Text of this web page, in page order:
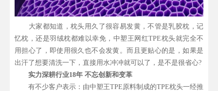
大家都知道，枕头用久了很容易发黄，不管是乳胶枕，记
忆枕，还是羽绒枕都难以幸免，中塑王网红TPE枕头就完全不
用担心了，即使用很久也不会发黄。而且更贴心的是，如果是
出汗了想要清洗一下，直接用水冲冲就可以了，是不是很省心?
实力深耕行业18年 不忘创新和变革
有不少客户表示：由中塑王TPE原料制成的TPE枕头一经推